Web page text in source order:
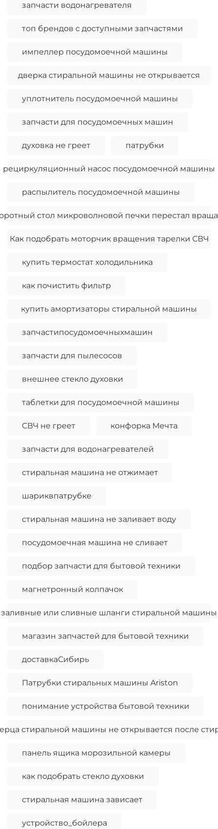
запчасти водонагревателя
топ брендов с доступными запчастями
импеллер посудомоечной машины
дверка стиральной машины не открывается
уплотнитель посудомоечной машины
запчасти для посудомоечных машин
духовка не греет патрубки
рециркуляционный насос посудомоечной машины
распылитель посудомоечной машины
стол микроволновой печки перестал
Как подобрать моторчик вращения тарелки СВЧ
купить термостат холодильника
как почистить фильтр
купить амортизаторы стиральной машины
запчастипосудомоечныхмашин
запчасти для пылесосов
внешнее стекло духовки
таблетки для посудомоечной машины
СВЧ не греет конфорка Мечта
запчасти для водонагревателей
стиральная машина не отжимает
шариквпатрубке
стиральная машина не заливает воду
посудомоечная машина не сливает
подбор запчасти для бытовой техники
магнетронный колпачок
заливные или сливные шланги стиральной машины
магазин запчастей для бытовой техники
доставкаСибирь
Патрубки стиральных машины Ariston
понимание устройства бытовой техники
стиральной машины не открывается после
панель ящика морозильной камеры
как подобрать стекло духовки
стиральная машина зависает
устройство_бойлера